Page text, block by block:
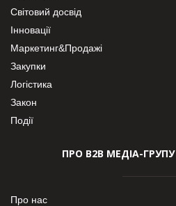
Світовий досвід
Інновації
Маркетинг&Продажі
Закупки
Логістика
Закон
Події
ПРО В2В МЕДІА-ГРУПУ
Про нас